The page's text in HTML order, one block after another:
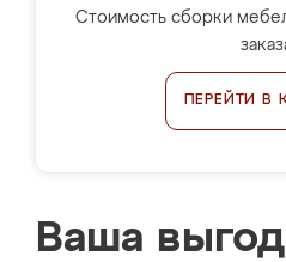
Стоимость сборки
ПЕРЕЙТИ В
Ваша